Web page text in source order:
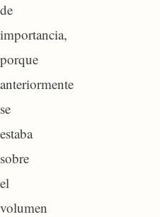
de
importancia,
porque
anteriormente
se
estaba
sobre
el
volumen